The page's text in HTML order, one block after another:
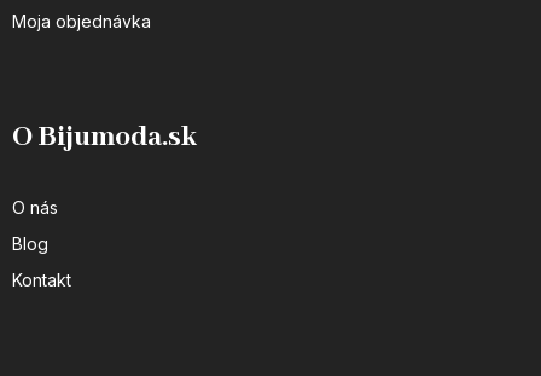
Moja objednávka
O Bijumoda.sk
O nás
Blog
Kontakt